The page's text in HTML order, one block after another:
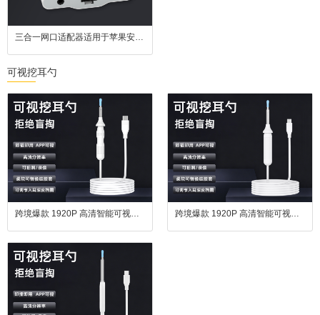
三合一网口适配器适用于苹果安卓电脑即插即用告别延迟支持3.5mm耳机键盘鼠标
可视挖耳勺